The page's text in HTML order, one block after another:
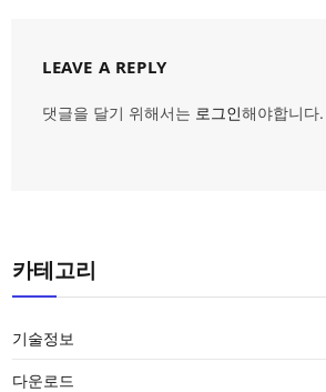
LEAVE A REPLY
댓글을 달기 위해서는 로그인해야합니다.
카테고리
기술정보
다운로드